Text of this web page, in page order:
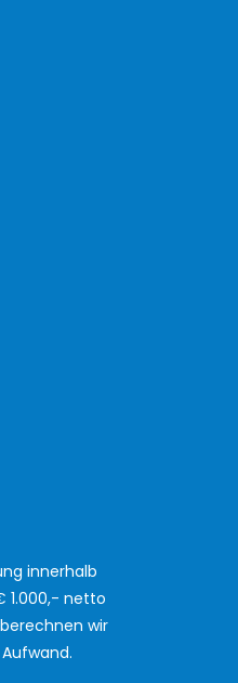
innerhalb
1.000,- netto
wir